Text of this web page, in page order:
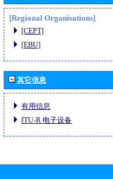
[Regional Organisations]
[CEPT]
[EBU]
其它信息
有用信息
ITU-R 电子设备